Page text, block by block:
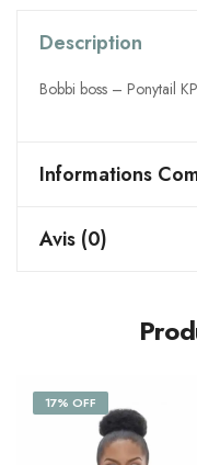
Description
Bobbi boss – Ponytail
Informations
Avis (0)
17% OFF